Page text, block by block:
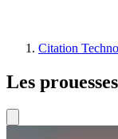
Citation
Les